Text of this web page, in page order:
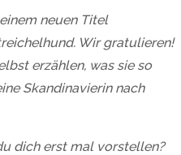
neuen Titel
Wir gratulieren!
erzählen, was sie so
Skandinavierin nach
dich erst mal vorstellen?